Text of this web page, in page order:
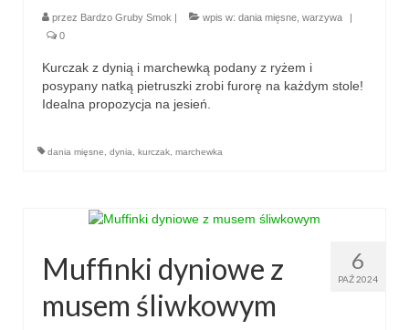
przez Bardzo Gruby Smok | wpis w: dania mięsne warzywa
|
0
Kurczak z dynią i marchewką podany z ryżem i
posypany natką pietruszki zrobi furorę na każdym stole!
Idealna propozycja na jesień.
dania mięsne dynia kurczak marchewka
6
PAŹ 2024
Muffinki dyniowe z
musem śliwkowym